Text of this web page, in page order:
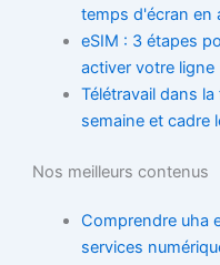
temps d'écran en
eSIM : 3 étapes
activer votre ligne
Télétravail dans
semaine et cadre
Nos meilleurs contenus
Comprendre uha
services